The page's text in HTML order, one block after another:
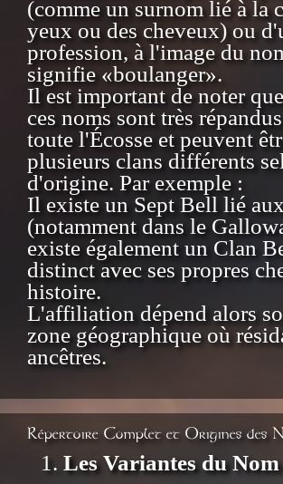
(comme un surnom lié à la
yeux ou des cheveux) ou
profession, à l'image du
signifie «boulanger».
Il est important de noter
ces noms sont très
toute l'Écosse et peuvent
plusieurs clans différents
d'origine. Par exemple :
Il existe un Sept Bell lié
(notamment dans le
existe également un Clan
distinct avec ses propres
histoire.
L'affiliation dépend alors
zone géographique où
ancêtres.
Répertoire Complet et Origines des
Les Variantes du